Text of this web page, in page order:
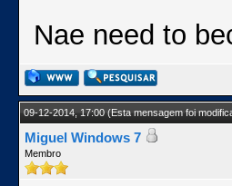
Nae need to
09-12-2014, 17:00(Esta mensagem foi
Miguel Windows 7
Membro